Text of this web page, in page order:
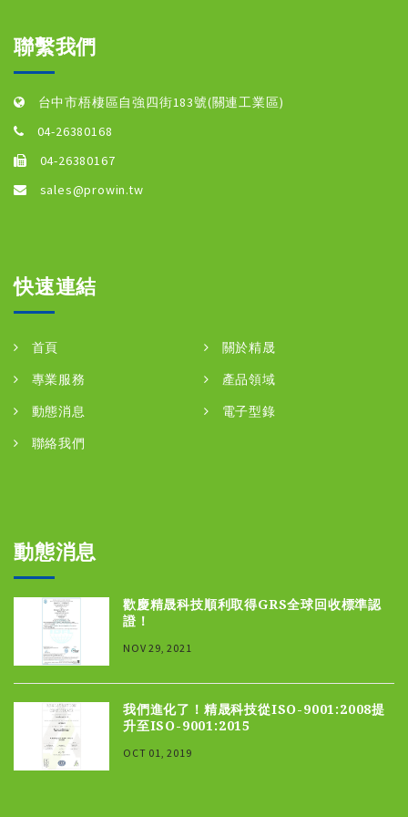
聯繫我們
台中市梧棲區自強四街183號(關連工業區)
04-26380168
04-26380167
sales@prowin.tw
快速連結
首頁
關於精晟
專業服務
產品領域
動態消息
電子型錄
聯絡我們
動態消息
歡慶精晟科技順利取得GRS全球回收標準認
證！
NOV 29, 2021
我們進化了！精晟科技從ISO-9001:2008提
升至ISO-9001:2015
OCT 01, 2019